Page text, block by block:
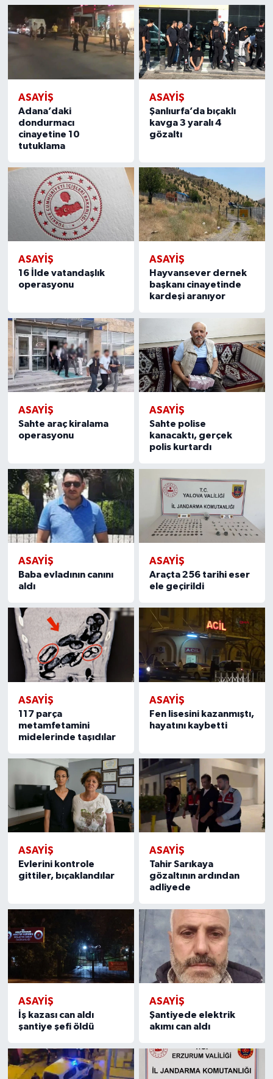
ASAYİŞ
Adana’daki
dondurmacı
cinayetine 10
tutuklama
ASAYİŞ
Şanlıurfa’da bıçaklı
kavga 3 yaralı 4
gözaltı
ASAYİŞ
16 İlde vatandaşlık
operasyonu
ASAYİŞ
Hayvansever dernek
başkanı cinayetinde
kardeşi aranıyor
ASAYİŞ
Sahte araç kiralama
operasyonu
ASAYİŞ
Sahte polise
kanacaktı, gerçek
polis kurtardı
ASAYİŞ
Baba evladının canını
aldı
ASAYİŞ
Araçta 256 tarihi eser
ele geçirildi
ASAYİŞ
117 parça
metamfetamini
midelerinde taşıdılar
ASAYİŞ
Fen lisesini kazanmıştı,
hayatını kaybetti
ASAYİŞ
Evlerini kontrole
gittiler, bıçaklandılar
ASAYİŞ
Tahir Sarıkaya
gözaltının ardından
adliyede
ASAYİŞ
İş kazası can aldı
şantiye şefi öldü
ASAYİŞ
Şantiyede elektrik
akımı can aldı